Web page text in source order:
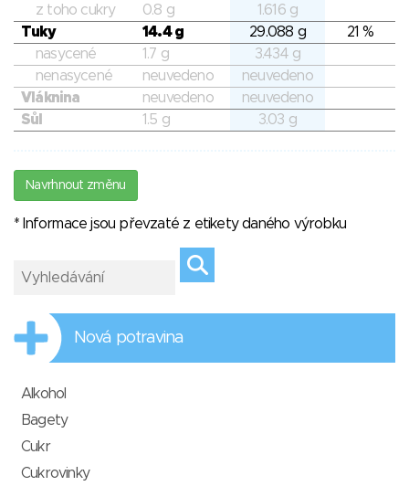
z toho cukry
0.8 g
1.616 g
Tuky
14.4 g 29.088 g
21 %
nasycené
1.7 g
3.434 g
nenasycené
neuvedeno
neuvedeno
Vláknina
neuvedeno
neuvedeno
Sůl
1.5 g 3.03 g
Navrhnout změnu
* Informace jsou převzaté z etikety daného výrobku
Nová potravina
Alkohol
Bagety
Cukr
Cukrovinky